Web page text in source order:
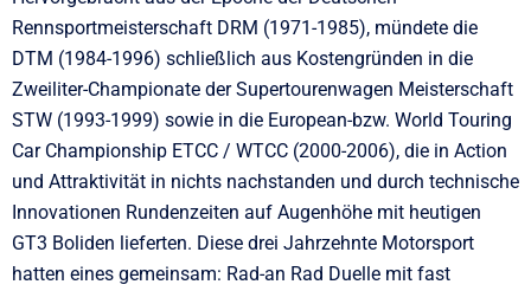
Rennsportmeisterschaft DRM (1971-1985), mündete die
DTM (1984-1996) schließlich aus Kostengründen in die
Zweiliter-Championate der Supertourenwagen Meisterschaft
STW (1993-1999) sowie in die European-bzw. World Touring
Car Championship ETCC / WTCC (2000-2006), die in Action
und Attraktivität in nichts nachstanden und durch technische
Innovationen Rundenzeiten auf Augenhöhe mit heutigen
GT3 Boliden lieferten. Diese drei Jahrzehnte Motorsport
hatten eines gemeinsam: Rad-an Rad Duelle mit fast